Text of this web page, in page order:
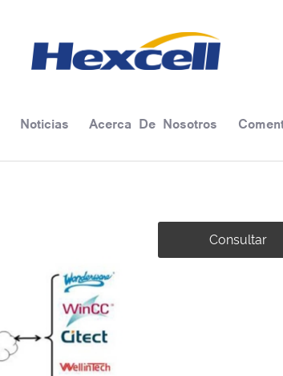
Noticias Acerca De Nosotros
Consultar